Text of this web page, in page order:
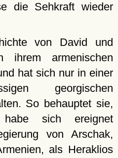
die Sehkraft wieder
von David und
ihrem armenischen
hat sich nur in einer
georgischen
So behauptet sie,
sich ereignet
von Arschak,
als Heraklios